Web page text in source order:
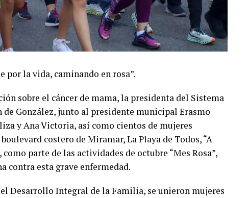
por la vida, caminando en rosa”.
sobre el cáncer de mama, la presidenta del Sistema
González, junto al presidente municipal Erasmo
y Ana Victoria, así como cientos de mujeres
costero de Miramar, La Playa de Todos, “A
parte de las actividades de octubre “Mes Rosa”,
contra esta grave enfermedad.
Desarrollo Integral de la Familia, se unieron mujeres